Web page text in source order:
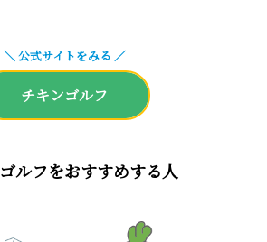
＼ 公式サイトをみる ／
チキンゴルフ
ルフをおすすめする人